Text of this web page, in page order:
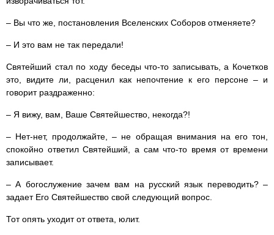
– Вы что же, постановления Вселенских Соборов отменяете?
– И это вам не так передали!
Святейший стал по ходу беседы что-то записывать, а Кочетков
это, видите ли, расценил как непочтение к его персоне – и
говорит раздраженно:
– Я вижу, вам, Ваше Святейшество, некогда?!
– Нет-нет, продолжайте, – не обращая внимания на его тон,
спокойно ответил Святейший, а сам что-то время от времени
записывает.
– А богослужение зачем вам на русский язык переводить? –
задает Его Святейшество свой следующий вопрос.
Тот опять уходит от ответа, юлит.